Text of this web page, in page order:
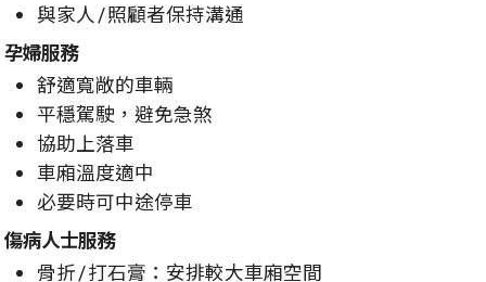
與家人/照顧者保持溝通
孕婦服務
舒適寬敞的車輛
平穩駕駛，避免急煞
協助上落車
車廂溫度適中
必要時可中途停車
傷病人士服務
骨折/打石膏：安排較大車廂空間